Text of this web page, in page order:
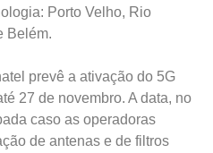
Porto Velho, Rio
Belém.
prevê a ativação do 5G
27 de novembro. A data, no
caso as operadoras
de antenas e de filtros